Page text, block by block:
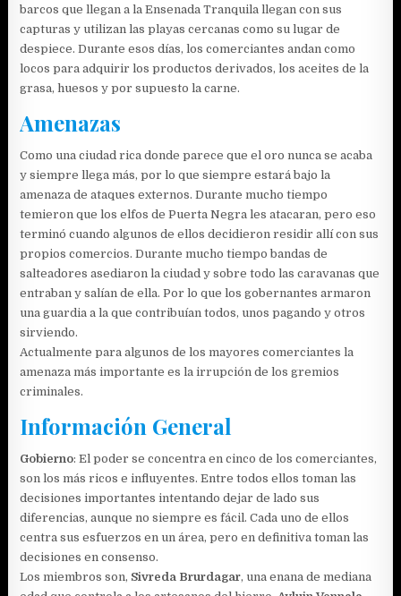
barcos que llegan a la Ensenada Tranquila llegan con sus
capturas y utilizan las playas cercanas como su lugar de
despiece. Durante esos días, los comerciantes andan como
locos para adquirir los productos derivados, los aceites de la
grasa, huesos y por supuesto la carne.
Amenazas
Como una ciudad rica donde parece que el oro nunca se acaba
y siempre llega más, por lo que siempre estará bajo la
amenaza de ataques externos. Durante mucho tiempo
temieron que los elfos de Puerta Negra les atacaran, pero eso
terminó cuando algunos de ellos decidieron residir allí con sus
propios comercios. Durante mucho tiempo bandas de
salteadores asediaron la ciudad y sobre todo las caravanas que
entraban y salían de ella. Por lo que los gobernantes armaron
una guardia a la que contribuían todos, unos pagando y otros
sirviendo.
Actualmente para algunos de los mayores comerciantes la
amenaza más importante es la irrupción de los gremios
criminales.
Información General
Gobierno: El poder se concentra en cinco de los comerciantes,
son los más ricos e influyentes. Entre todos ellos toman las
decisiones importantes intentando dejar de lado sus
diferencias, aunque no siempre es fácil. Cada uno de ellos
centra sus esfuerzos en un área, pero en definitiva toman las
decisiones en consenso.
Los miembros son, Sivreda Brurdagar, una enana de mediana